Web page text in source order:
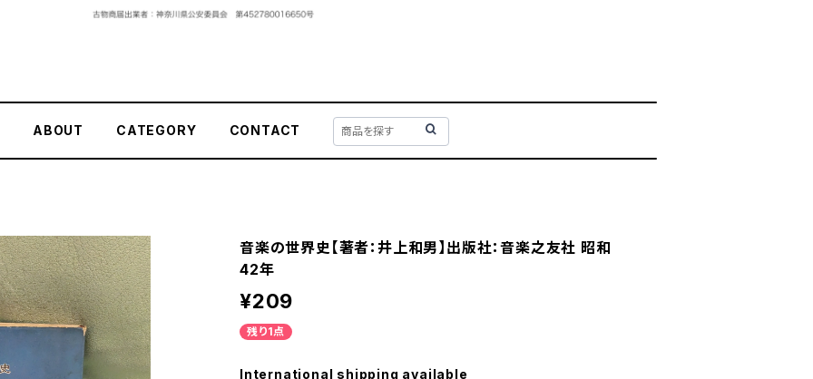
ABOUT CATEGORY CONTACT
音楽の世界史【著者：井上和男】出版社：音楽之友社 昭和
42年
¥209
残り1点
International shipping available